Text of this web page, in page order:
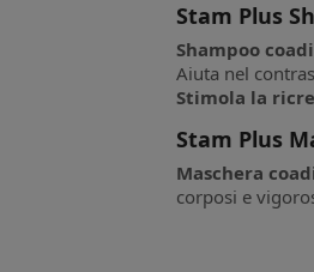
Stam Plus
Shampoo
Aiuta nel
Stimola la
Stam Plus
Maschera
corposi e